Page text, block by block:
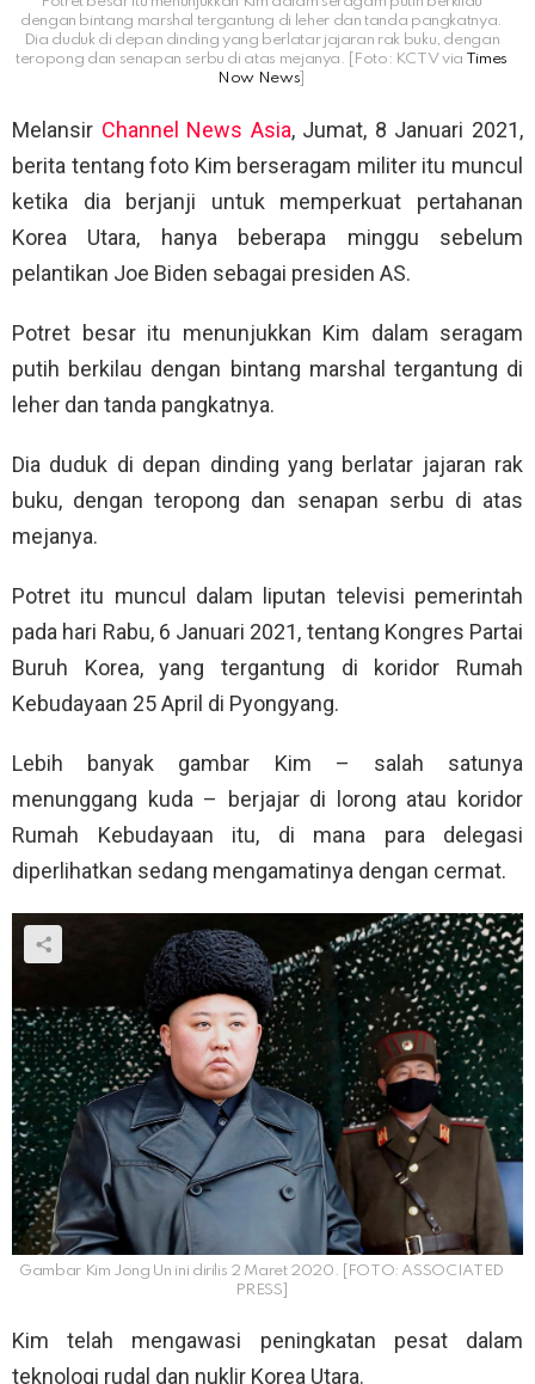
dengan bintang marshal tergantung di leher dan tanda pangkatnya.
Dia duduk di depan dinding yang berlatar jajaran rak buku, dengan
teropong dan senapan serbu di atas mejanya. [Foto: KCTV via
Times
Now News
Melansir Channel News Asia, Jumat, 8 Januari 2021,
berita tentang foto Kim berseragam militer itu muncul
ketika dia berjanji untuk memperkuat pertahanan
Korea Utara, hanya beberapa minggu sebelum
pelantikan Joe Biden sebagai presiden AS.
Potret besar itu menunjukkan Kim dalam seragam
putih berkilau dengan bintang marshal tergantung di
leher dan tanda pangkatnya.
Dia duduk di depan dinding yang berlatar jajaran rak
buku, dengan teropong dan senapan serbu di atas
mejanya.
Potret itu muncul dalam liputan televisi pemerintah
pada hari Rabu, 6 Januari 2021, tentang Kongres Partai
Buruh Korea, yang tergantung di koridor Rumah
Kebudayaan 25 April di Pyongyang.
Lebih banyak gambar Kim – salah satunya
menunggang kuda – berjajar di lorong atau koridor
Rumah Kebudayaan itu, di mana para delegasi
diperlihatkan sedang mengamatinya dengan cermat.
Gambar Kim Jong Un ini dirilis 2 Maret 2020. [FOTO: ASSOCIATED
PRESS]
Kim telah mengawasi peningkatan pesat dalam
teknologi rudal dan nuklir Korea Utara.